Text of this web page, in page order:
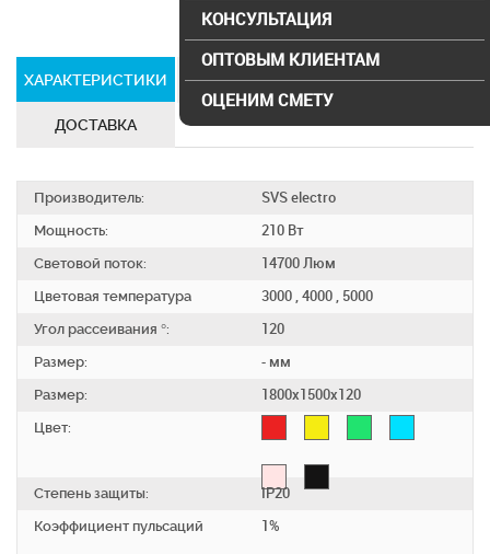
ХАРАКТЕРИСТИКИ СЕРТИФИКАТЫ
ДОСТАВКА
Производитель:
SVS electro
Мощность:
210 Вт
Световой поток:
14700 Люм
Цветовая температура
3000 , 4000 , 5000
Угол рассеивания °:
120
Размер:
- мм
Размер:
1800х1500х120
Цвет:
Степень защиты:
IP20
Коэффициент пульсаций
1%
КОНСУЛЬТАЦИЯ
ОПТОВЫМ КЛИЕНТАМ
ОЦЕНИМ СМЕТУ